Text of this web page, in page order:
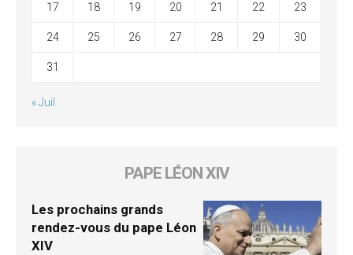
17 18 19 20 21 22 23
24 25 26 27 28 29 30
31
« Juil
PAPE LÉON XIV
Les prochains grands
rendez-vous du pape Léon
XIV